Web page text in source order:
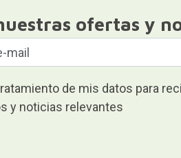
ofertas y
de mis datos para
y noticias relevantes